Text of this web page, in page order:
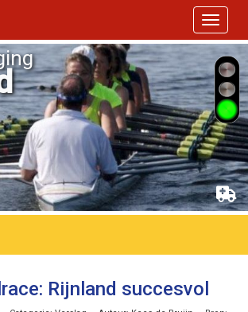
Toggle
Rijnland succesvol